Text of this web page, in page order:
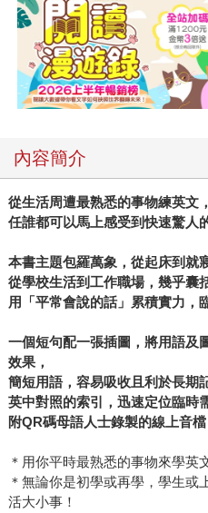
內容簡介
從生活周遭最熟悉的事物練英文，
任誰都可以馬上感受到快速驚人
本書主題包羅萬象，從起床到就
從學校生活到工作職場，幾乎囊
用「平常會說的話」累積實力，
一個短句配一張插圖，將用語及
效果，
簡短用語，容易吸收且利於長期
英中對照的索引，迅速定位臨時
附QR碼母語人士錄製的線上音
＊用你平時最熟悉的事物來學英
＊無論你是初學或再學，學生或
活大小事！